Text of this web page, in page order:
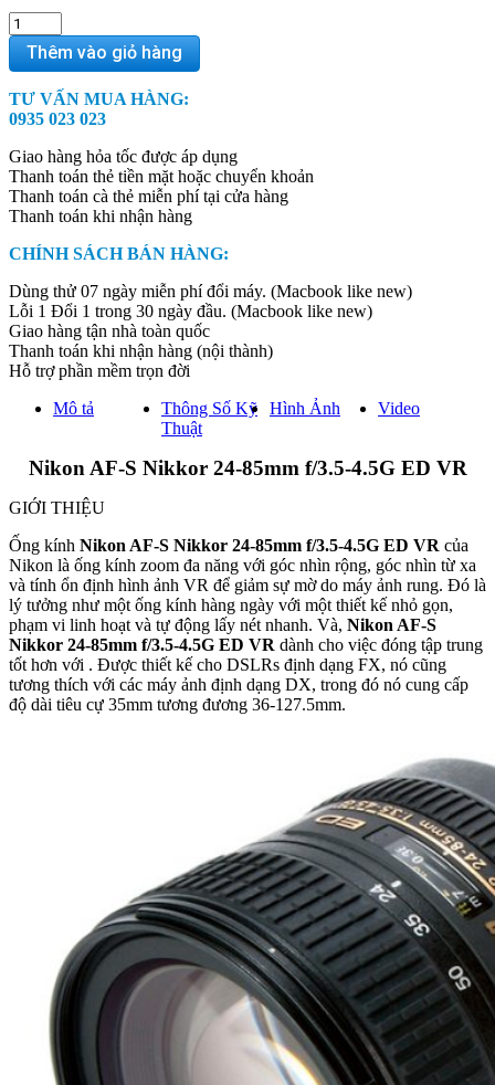
Nikon
AF-
24-
85mm
4.5G
ED
VR
quantity
Thêm vào giỏ hàng
TƯ VẤN MUA HÀNG:
0935 023 023
Giao hàng hỏa tốc được áp dụng
Thanh toán thẻ tiền mặt hoặc chuyển khoản
Thanh toán cà thẻ miễn phí tại cửa hàng
Thanh toán khi nhận hàng
CHÍNH SÁCH BÁN HÀNG:
Dùng thử 07 ngày miễn phí đổi máy. (Macbook like new)
Lỗi 1 Đổi 1 trong 30 ngày đầu. (Macbook like new)
Giao hàng tận nhà toàn quốc
Thanh toán khi nhận hàng (nội thành)
Hỗ trợ phần mềm trọn đời
Mô tả
Thông Số Kỹ
Thuật
Hình Ảnh Video
Nikon AF-S Nikkor 24-85mm f/3.5-4.5G ED VR
GIỚI THIỆU
Ống kính Nikon AF-S Nikkor 24-85mm f/3.5-4.5G ED VR của
Nikon là ống kính zoom đa năng với góc nhìn rộng, góc nhìn từ xa
và tính ổn định hình ảnh VR để giảm sự mờ do máy ảnh rung. Đó là
lý tưởng như một ống kính hàng ngày với một thiết kế nhỏ gọn,
phạm vi linh hoạt và tự động lấy nét nhanh. Và, Nikon AF-S
Nikkor 24-85mm f/3.5-4.5G ED VR dành cho việc đóng tập trung
tốt hơn với . Được thiết kế cho DSLRs định dạng FX, nó cũng
tương thích với các máy ảnh định dạng DX, trong đó nó cung cấp
độ dài tiêu cự 35mm tương đương 36-127.5mm.